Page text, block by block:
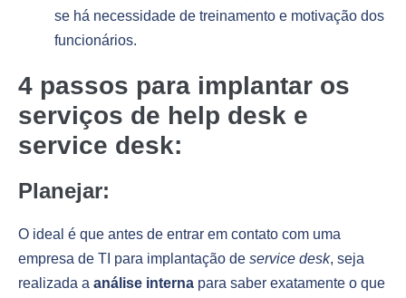
se há necessidade de treinamento e motivação dos
funcionários.
4 passos para implantar os
serviços de help desk e
service desk:
Planejar:
O ideal é que antes de entrar em contato com uma
empresa de TI para implantação de service desk, seja
realizada a análise interna para saber exatamente o que